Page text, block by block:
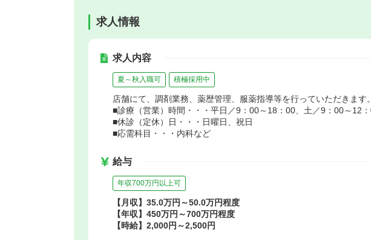
求人情報
求人内容
夏～秋入職可 積極採用中
店舗にて、調剤業務、薬歴管理、服薬指導等を行っていただきます。
■診療（営業）時間・・・平日／9：00～18：00、土／9：00～12
■休診（定休）日・・・日曜日、祝日
■応需科目・・・内科など
給与
年収700万円以上可
【月収】35.0万円～50.0万円程度
【年収】450万円～700万円程度
【時給】2,000円～2,500円